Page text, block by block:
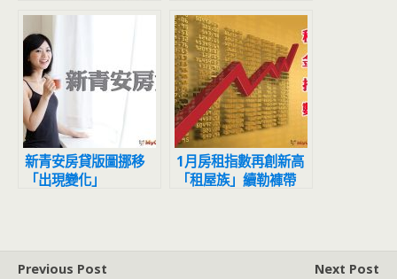
合一稅
新青安房貸版圖挪移
「出現變化」
1月房租指數再創新高
「租屋族」續勒褲帶
Previous Post
Next Post